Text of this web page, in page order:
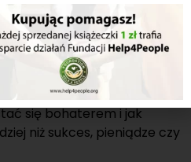
nastrojowa
które nie jest tylko
ale prawdziwą próbą
spotkanie może zmienić
się bohaterem i jak
niż sukces, pieniądze czy